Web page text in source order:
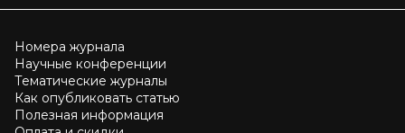
Номера журнала
Научные конференции
Тематические журналы
Как опубликовать статью
Полезная информация